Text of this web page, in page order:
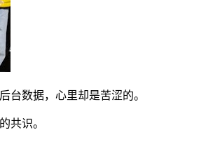
台数据，心里却是苦涩的。
共识。